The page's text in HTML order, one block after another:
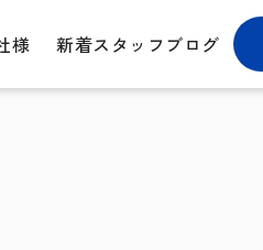
様 新着スタッフブログ